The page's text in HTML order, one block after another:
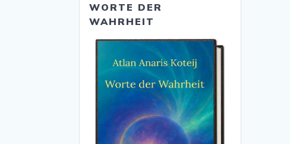
WORTE DER
WAHRHEIT